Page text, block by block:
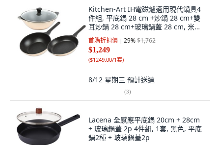
Kitchen-Art IH電磁爐適用現代鍋具4
件組, 平底鍋 28 cm +炒鍋 28 cm+雙
耳炒鍋 28 cm+玻璃鍋蓋 28 cm, 米色,
1套
首購折扣價 29%$1,762
$1,249
($1249.00/1套)
8/12 星期三 預計送達
(3)
Lacena 全感應平底鍋 20cm + 28cm
+ 玻璃鍋蓋 2p 4件組, 1套, 黑色, 平底
鍋2種 + 玻璃鍋蓋2p